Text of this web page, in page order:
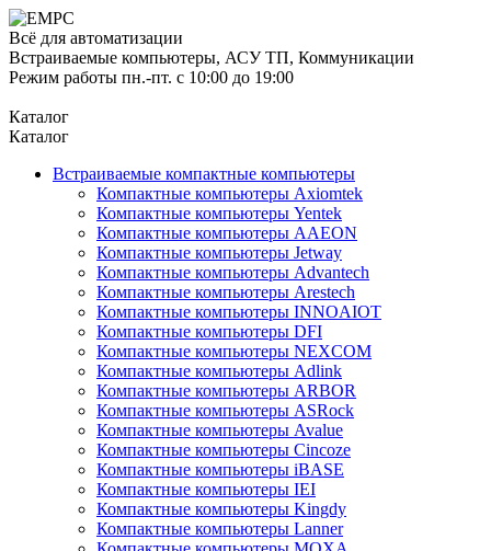
Всё для автоматизации
Встраиваемые компьютеры, АСУ ТП, Коммуникации
Режим работы пн.-пт. с 10:00 до 19:00
Каталог
Каталог
Встраиваемые компактные компьютеры
Компактные компьютеры Axiomtek
Компактные компьютеры Yentek
Компактные компьютеры AAEON
Компактные компьютеры Jetway
Компактные компьютеры Advantech
Компактные компьютеры Arestech
Компактные компьютеры INNOAIOT
Компактные компьютеры DFI
Компактные компьютеры NEXCOM
Компактные компьютеры Adlink
Компактные компьютеры ARBOR
Компактные компьютеры ASRock
Компактные компьютеры Avalue
Компактные компьютеры Cincoze
Компактные компьютеры iBASE
Компактные компьютеры IEI
Компактные компьютеры Kingdy
Компактные компьютеры Lanner